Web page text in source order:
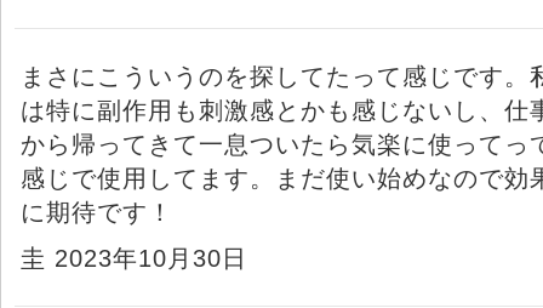
まさにこういうのを探してたって感じです。
は特に副作用も刺激感とかも感じないし、仕
から帰ってきて一息ついたら気楽に使ってっ
感じで使用してます。まだ使い始めなので効
に期待です！
圭 2023年10月30日